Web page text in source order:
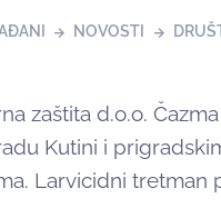
NOVOSTI
zaštita d.o.o.
Kutini i
Larvicidni tretman